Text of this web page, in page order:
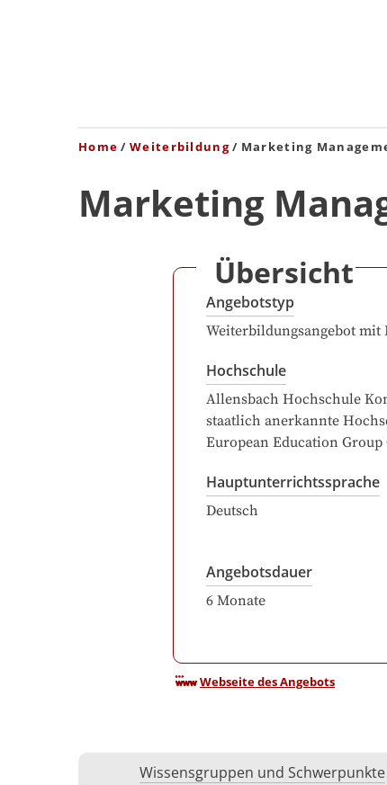
Home Weiterbildung Marketing
Marketing
Übersicht
Angebotstyp
Weiterbildungsangebot mit
Hochschule
Allensbach Hochschule
staatlich anerkannte
European Education Group
Hauptunterrichtssprache
Deutsch
Angebotsdauer
6 Monate
Webseite des Angebots
Wissensgruppen und Schwerpunkte